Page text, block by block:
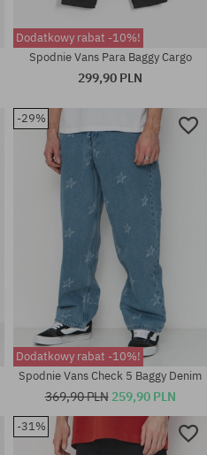
Dostępne rozmiary:
31X32; 32X32; 33X32; 36X32
Dostępne rozmiary:
Dodatkowy rabat -10%!
Spodnie Vans Para Baggy Cargo
299,90 PLN
-29%
Dodatkowy rabat -10%!
Spodnie Vans Check 5 Baggy Denim
369,90 PLN 259,90 PLN
-31%